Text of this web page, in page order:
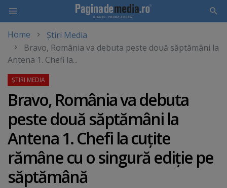
main
content
Home
Știri Media
Bravo, România va debuta peste două săptămâni la
Antena 1. Chefi la...
Bravo, România va debuta
peste două săptămâni la
Antena 1. Chefi la cuţite
rămâne cu o singură ediţie pe
săptămână